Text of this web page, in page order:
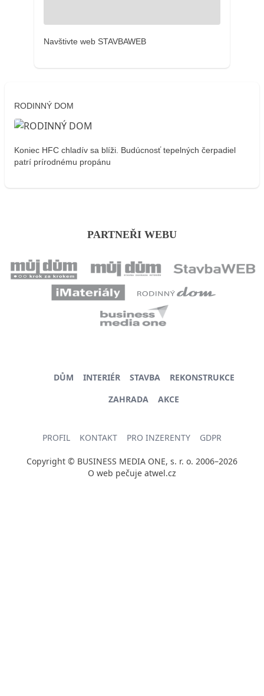
Navštivte web STAVBAWEB
RODINNÝ DOM
Koniec HFC chladív sa blíži. Budúcnosť tepelných čerpadiel
patrí prírodnému propánu
PARTNEŘI WEBU
DŮM INTERIÉR STAVBA
REKONSTRUKCE
ZAHRADA
AKCE
PROFIL KONTAKT PRO INZERENTY GDPR
Copyright © BUSINESS MEDIA ONE, s. r. o. 2006–2026